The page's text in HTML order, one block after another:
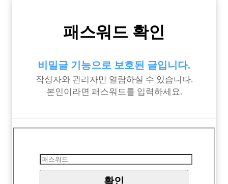
패스워드 확인
비밀글 기능으로 보호된 글입니다.
작성자와 관리자만 열람하실 수 있습니다.
본인이라면 패스워드를 입력하세요.